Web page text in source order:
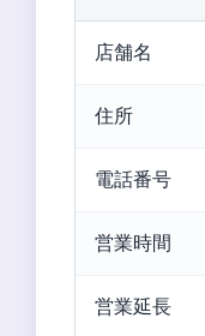
店舗名
住所
電話番号
営業時間
営業延長